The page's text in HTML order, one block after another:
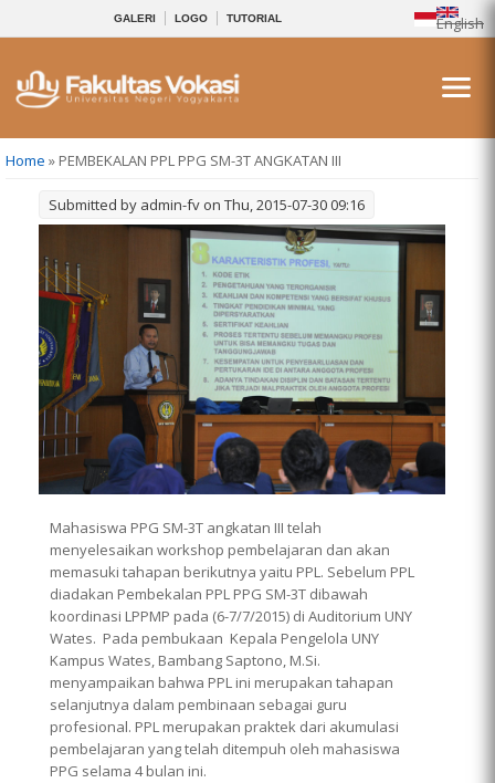
English
GALERI LOGO TUTORIAL
You are here
Home » PEMBEKALAN PPL PPG SM-3T ANGKATAN III
Submitted by admin-fv on Thu, 2015-07-30 09:16
Mahasiswa PPG SM-3T angkatan III telah
menyelesaikan workshop pembelajaran dan akan
memasuki tahapan berikutnya yaitu PPL. Sebelum PPL
diadakan Pembekalan PPL PPG SM-3T dibawah
koordinasi LPPMP pada (6-7/7/2015) di Auditorium UNY
Wates. Pada pembukaan Kepala Pengelola UNY
Kampus Wates, Bambang Saptono, M.Si.
menyampaikan bahwa PPL ini merupakan tahapan
selanjutnya dalam pembinaan sebagai guru
profesional. PPL merupakan praktek dari akumulasi
pembelajaran yang telah ditempuh oleh mahasiswa
PPG selama 4 bulan ini.